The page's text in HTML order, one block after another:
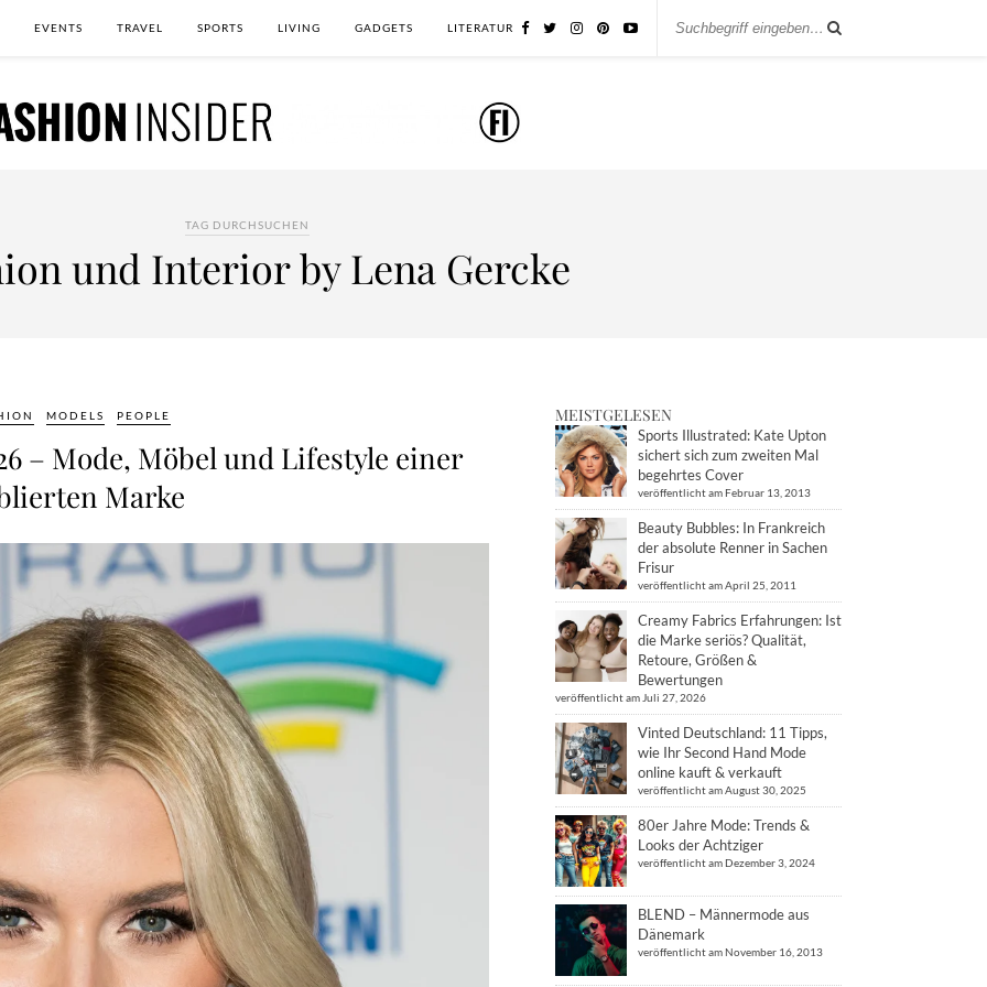
EVENTS TRAVEL SPORTS LIVING GADGETS LITERATUR
TAG DURCHSUCHEN
und Interior by Lena Gercke
MODELS PEOPLE
– Mode, Möbel und Lifestyle einer
Marke
MEISTGELESEN
Sports Illustrated: Kate Upton
sichert sich zum zweiten Mal
begehrtes Cover
veröffentlicht am Februar 13, 2013
Beauty Bubbles: In Frankreich
der absolute Renner in Sachen
Frisur
veröffentlicht am April 25, 2011
Creamy Fabrics Erfahrungen: Ist
die Marke seriös? Qualität,
Retoure, Größen &
Bewertungen
veröffentlicht am Juli 27, 2026
Vinted Deutschland: 11 Tipps,
wie Ihr Second Hand Mode
online kauft & verkauft
veröffentlicht am August 30, 2025
80er Jahre Mode: Trends &
Looks der Achtziger
veröffentlicht am Dezember 3, 2024
BLEND – Männermode aus
Dänemark
veröffentlicht am November 16, 2013